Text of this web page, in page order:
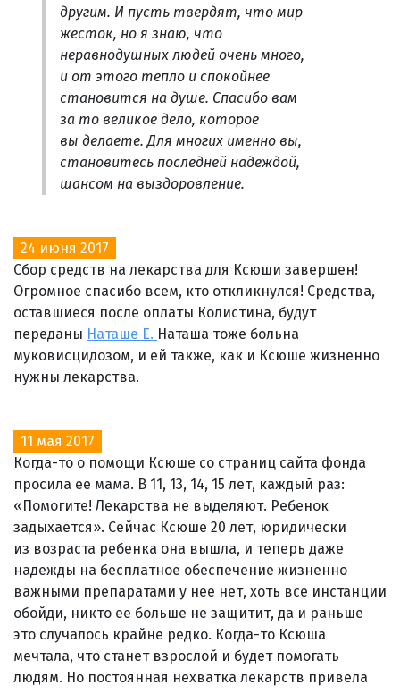
другим. И пусть твердят, что мир
жесток, но я знаю, что
неравнодушных людей очень много,
и от этого тепло и спокойнее
становится на душе. Спасибо вам
за то великое дело, которое
вы делаете. Для многих именно вы,
становитесь последней надеждой,
шансом на выздоровление.
24 июня 2017
Сбор средств на лекарства для Ксюши завершен!
Огромное спасибо всем, кто откликнулся! Средства,
оставшиеся после оплаты Колистина, будут
переданы Наташе Е. Наташа тоже больна
муковисцидозом, и ей также, как и Ксюше жизненно
нужны лекарства.
11 мая 2017
Когда-то о помощи Ксюше со страниц сайта фонда
просила ее мама. В 11, 13, 14, 15 лет, каждый раз:
«Помогите! Лекарства не выделяют. Ребенок
задыхается». Сейчас Ксюше 20 лет, юридически
из возраста ребенка она вышла, и теперь даже
надежды на бесплатное обеспечение жизненно
важными препаратами у нее нет, хоть все инстанции
обойди, никто ее больше не защитит, да и раньше
это случалось крайне редко. Когда-то Ксюша
мечтала, что станет взрослой и будет помогать
людям. Но постоянная нехватка лекарств привела